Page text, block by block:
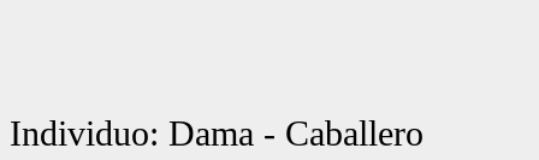
Individuo: Dama - Caballero